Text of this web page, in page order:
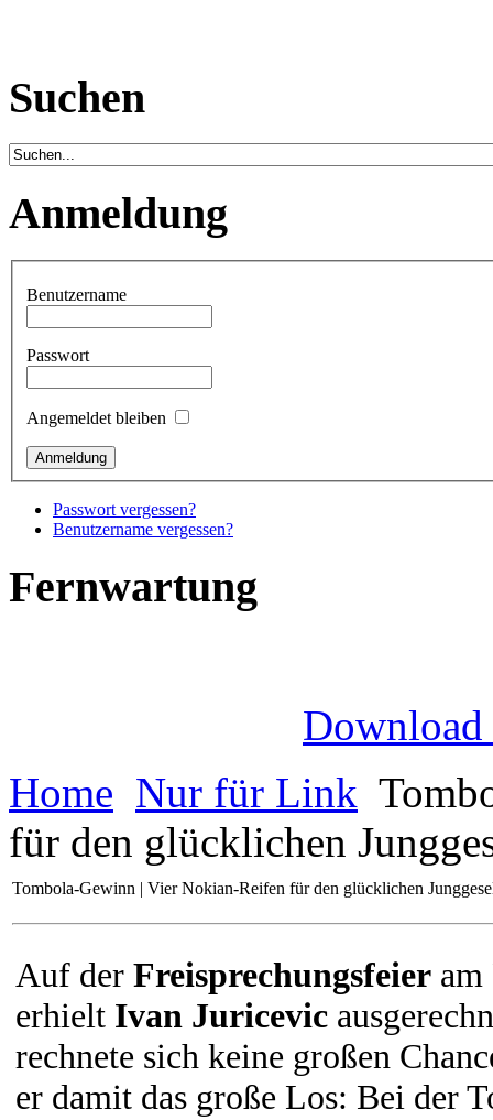
Suchen
Anmeldung
Benutzername
Passwort
Angemeldet bleiben
Passwort vergessen?
Benutzername vergessen?
Fernwartung
Download
Home Nur für Link
für den glücklichen
Tombola-Gewinn | Vier Nokian-Reifen für den glücklichen
Auf der Freisprechungsfeier
erhielt Ivan Juricevic
rechnete sich keine großen
er damit das große Los: Bei der